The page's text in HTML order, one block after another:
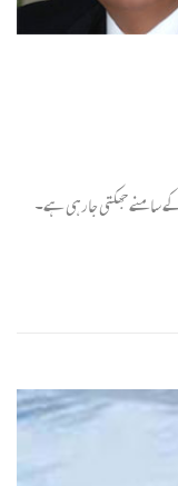
جھکتی جا رہی ہے۔